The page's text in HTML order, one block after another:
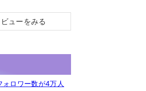
ューをみる
ロワー数が4万人